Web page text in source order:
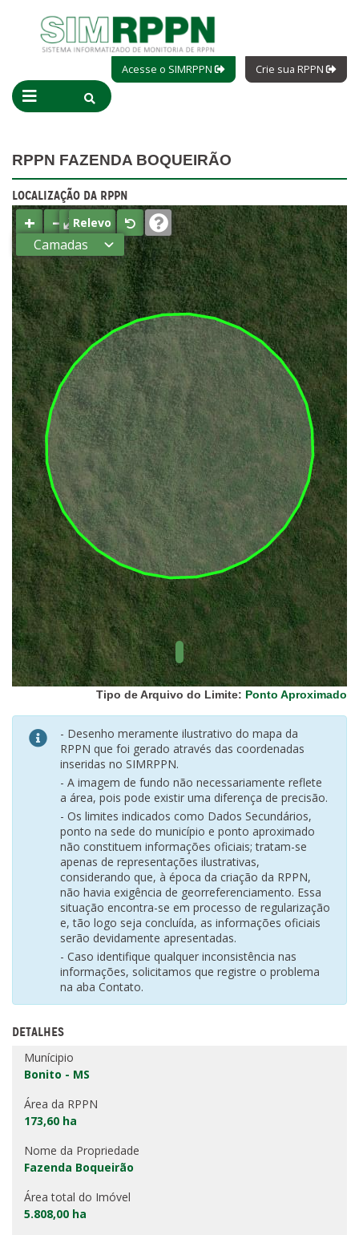
Acesse o SIMRPPN Crie sua RPPN
RPPN FAZENDA BOQUEIRÃO
LOCALIZAÇÃO DA RPPN
+ −⤢Relevo
Camadas
Estados
Municípios
Terras
indígenas
(FUNAI)
UC Federal
UC Estaduais
UC
Municipais
Hidrografia
1:1.000.000
(ANA)
Biomas
(IBGE)
Vegetação
(IBGE)
Rodovias
(IBGE)
Relevo
(IBGE)
Tipo de Arquivo do Limite: Ponto Aproximado
- Desenho meramente ilustrativo do mapa da
RPPN que foi gerado através das coordenadas
inseridas no SIMRPPN.
- A imagem de fundo não necessariamente reflete
a área, pois pode existir uma diferença de precisão.
- Os limites indicados como Dados Secundários,
ponto na sede do município e ponto aproximado
não constituem informações oficiais; tratam-se
apenas de representações ilustrativas,
considerando que, à época da criação da RPPN,
não havia exigência de georreferenciamento. Essa
situação encontra-se em processo de regularização
e, tão logo seja concluída, as informações oficiais
serão devidamente apresentadas.
- Caso identifique qualquer inconsistência nas
informações, solicitamos que registre o problema
na aba Contato.
DETALHES
Munícipio
Bonito - MS
Área da RPPN
173,60 ha
Nome da Propriedade
Fazenda Boqueirão
Área total do Imóvel
5.808,00 ha